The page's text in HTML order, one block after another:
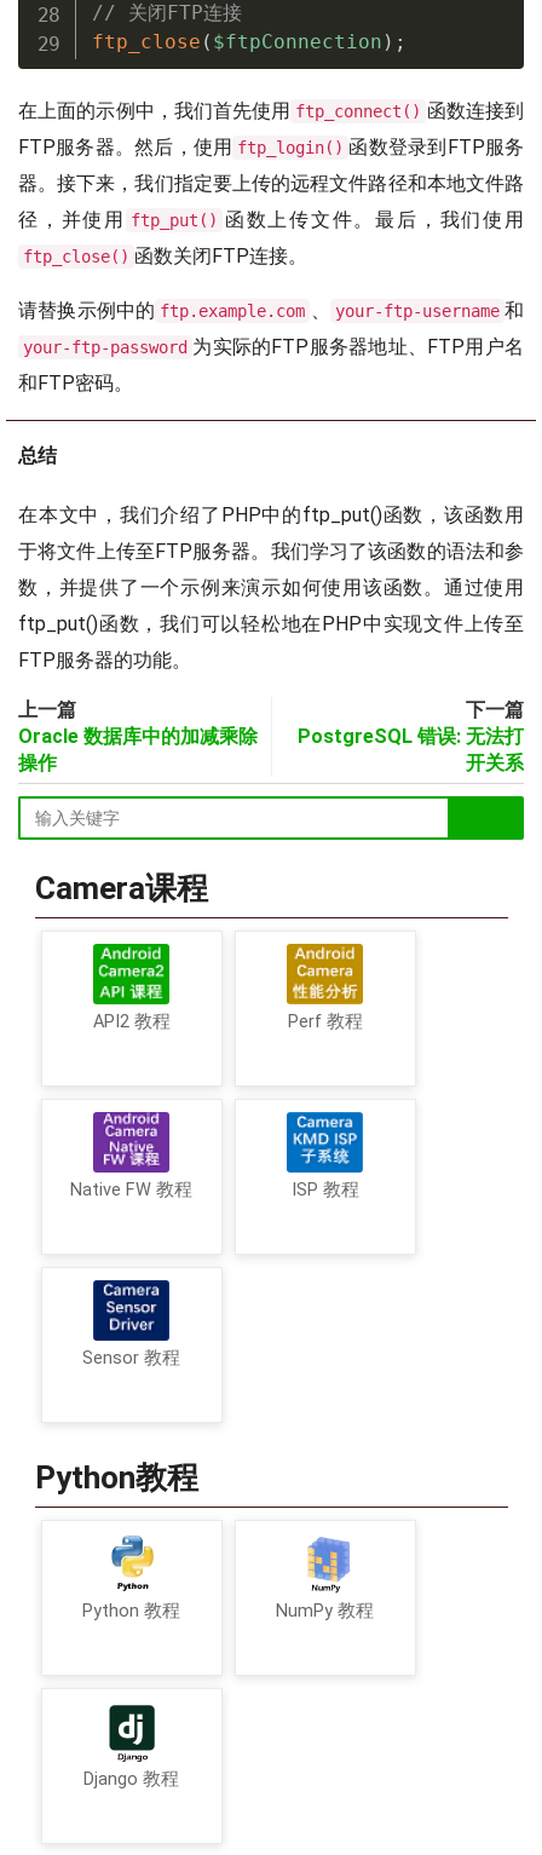
// 关闭FTP连接
ftp_close ( $ftpConnection ) ;
在上面的示例中，我们首先使用 ftp_connect() 函数连接到
FTP服务器。然后，使用 ftp_login() 函数登录到FTP服务
器。接下来，我们指定要上传的远程文件路径和本地文件路
径，并使用 ftp_put() 函数上传文件。最后，我们使用
ftp_close() 函数关闭FTP连接。
请替换示例中的 ftp.example.com 、 your-ftp-username 和
your-ftp-password 为实际的FTP服务器地址、FTP用户名
和FTP密码。
总结
在本文中，我们介绍了PHP中的ftp_put()函数，该函数用
于将文件上传至FTP服务器。我们学习了该函数的语法和参
数，并提供了一个示例来演示如何使用该函数。通过使用
ftp_put()函数，我们可以轻松地在PHP中实现文件上传至
FTP服务器的功能。
上一篇
Oracle 数据库中的加减乘除
操作
下一篇
PostgreSQL 错误: 无法打
开关系
Camera课程
API2 教程 Perf 教程
Native FW 教程 ISP 教程
Sensor 教程
Python教程
Python 教程 NumPy 教程
Django 教程